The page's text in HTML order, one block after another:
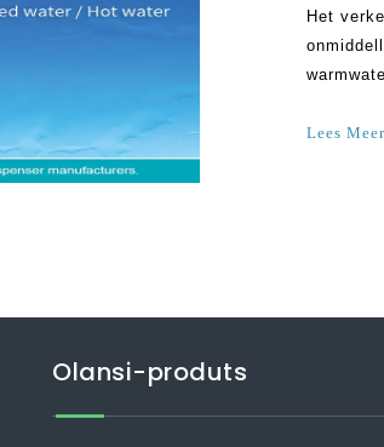
Het
noedels
Lees Meer
Olansi-produts